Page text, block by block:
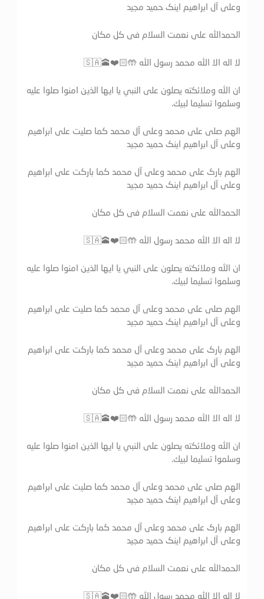
وعلی آل ابراهیم اینک حمید مجید
الحمدالله علی نعمت السلام فی کل مکان
لا اله الا الله محمد رسول الله 🤲🏻❤️🕋🇸🇦
ان الله وملائكته يصلون على النبي يا ايها الذين امنوا صلوا عليه
وسلموا تسليما لبيك.
الهم صلی علی محمد وعلی آل محمد کما صلیت علی ابراهیم
وعلی آل ابراهیم اینک حمید مجید
الهم بارک علی محمد وعلی آل محمد کما بارکت علی ابراهیم
وعلی آل ابراهیم اینک حمید مجید
الحمدالله علی نعمت السلام فی کل مکان
لا اله الا الله محمد رسول الله 🤲🏻❤️🕋🇸🇦
ان الله وملائكته يصلون على النبي يا ايها الذين امنوا صلوا عليه
وسلموا تسليما لبيك.
الهم صلی علی محمد وعلی آل محمد کما صلیت علی ابراهیم
وعلی آل ابراهیم اینک حمید مجید
الهم بارک علی محمد وعلی آل محمد کما بارکت علی ابراهیم
وعلی آل ابراهیم اینک حمید مجید
الحمدالله علی نعمت السلام فی کل مکان
لا اله الا الله محمد رسول الله 🤲🏻❤️🕋🇸🇦
ان الله وملائكته يصلون على النبي يا ايها الذين امنوا صلوا عليه
وسلموا تسليما لبيك.
الهم صلی علی محمد وعلی آل محمد کما صلیت علی ابراهیم
وعلی آل ابراهیم اینک حمید مجید
الهم بارک علی محمد وعلی آل محمد کما بارکت علی ابراهیم
وعلی آل ابراهیم اینک حمید مجید
الحمدالله علی نعمت السلام فی کل مکان
لا اله الا الله محمد رسول الله 🤲🏻❤️🕋🇸🇦